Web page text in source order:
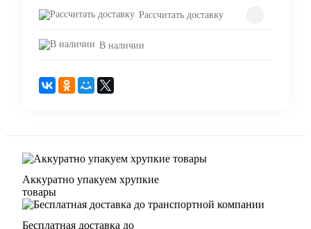
Рассчитать доставку
В наличии
Аккуратно упакуем хрупкие
товары
Бесплатная доставка до